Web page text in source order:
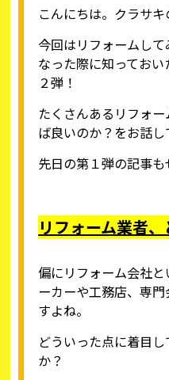
こんにちは。クラサ
今回はリフォームし
なった際に知ってお
２弾！
たくさんあるリフォ
ば良いのか？をお話し
先日の第１弾の記事
リフォーム業者
偏にリフォーム会社
ーカーや工務店、専
すよね。
どういった点に着目
か？